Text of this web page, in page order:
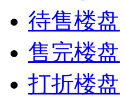
待售楼盘
售完楼盘
打折楼盘